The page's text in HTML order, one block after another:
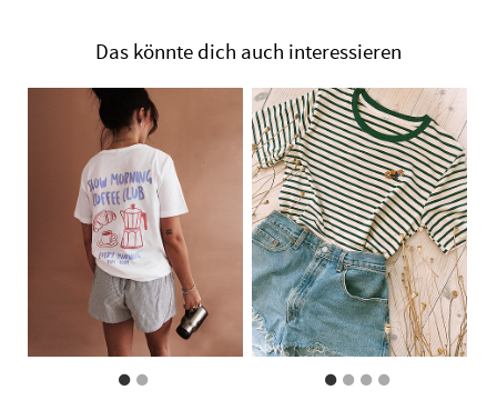
Das könnte dich auch interessieren